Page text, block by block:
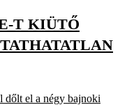
T KIÜTŐ
dőlt el a négy bajnoki